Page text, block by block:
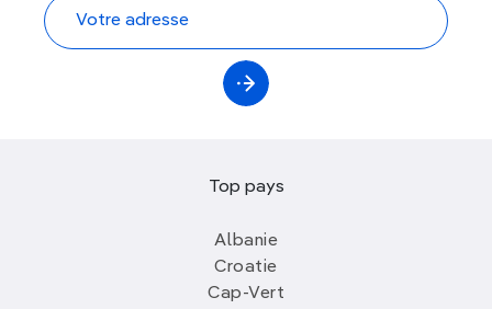
Top pays
Albanie
Croatie
Cap-Vert